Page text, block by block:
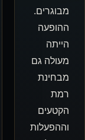
כ־150
איש. עידן
ידע
לרתק,
להפתיע
ולהקסים
את כולם.
הוא עשה